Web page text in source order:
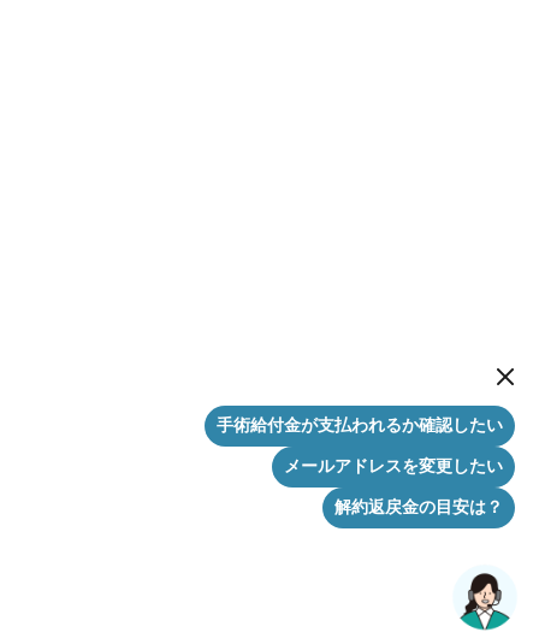
New
手術給付金が支払われるか確認したい
メールアドレスを変更したい
解約返戻金の目安は？